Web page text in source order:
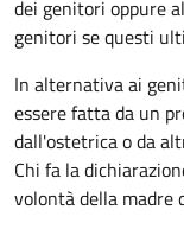
dei genitori oppure
genitori se questi
In alternativa ai
essere fatta da un
dall'ostetrica o da
Chi fa la
volontà della madre